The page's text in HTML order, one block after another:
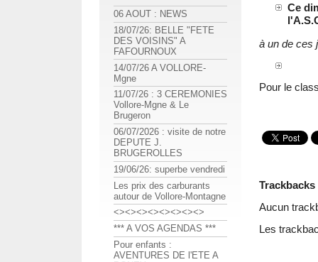
Ce
à un de ces
Pour le
Trackbacks
Aucun
Les
06 AOUT : NEWS
18/07/26: BELLE "FETE
DES VOISINS" A
FAFOURNOUX
14/07/26 A VOLLORE-
Mgne
11/07/26 : 3 CEREMONIES
Vollore-Mgne & Le
Brugeron
06/07/2026 : visite de notre
DEPUTE J.
BRUGEROLLES
19/06/26: superbe vendredi
Les prix des carburants
autour de Vollore-Montagne
<><><><><><><><>
*** A VOS AGENDAS ***
Pour enfants :
AVENTURES DE l'ETE A